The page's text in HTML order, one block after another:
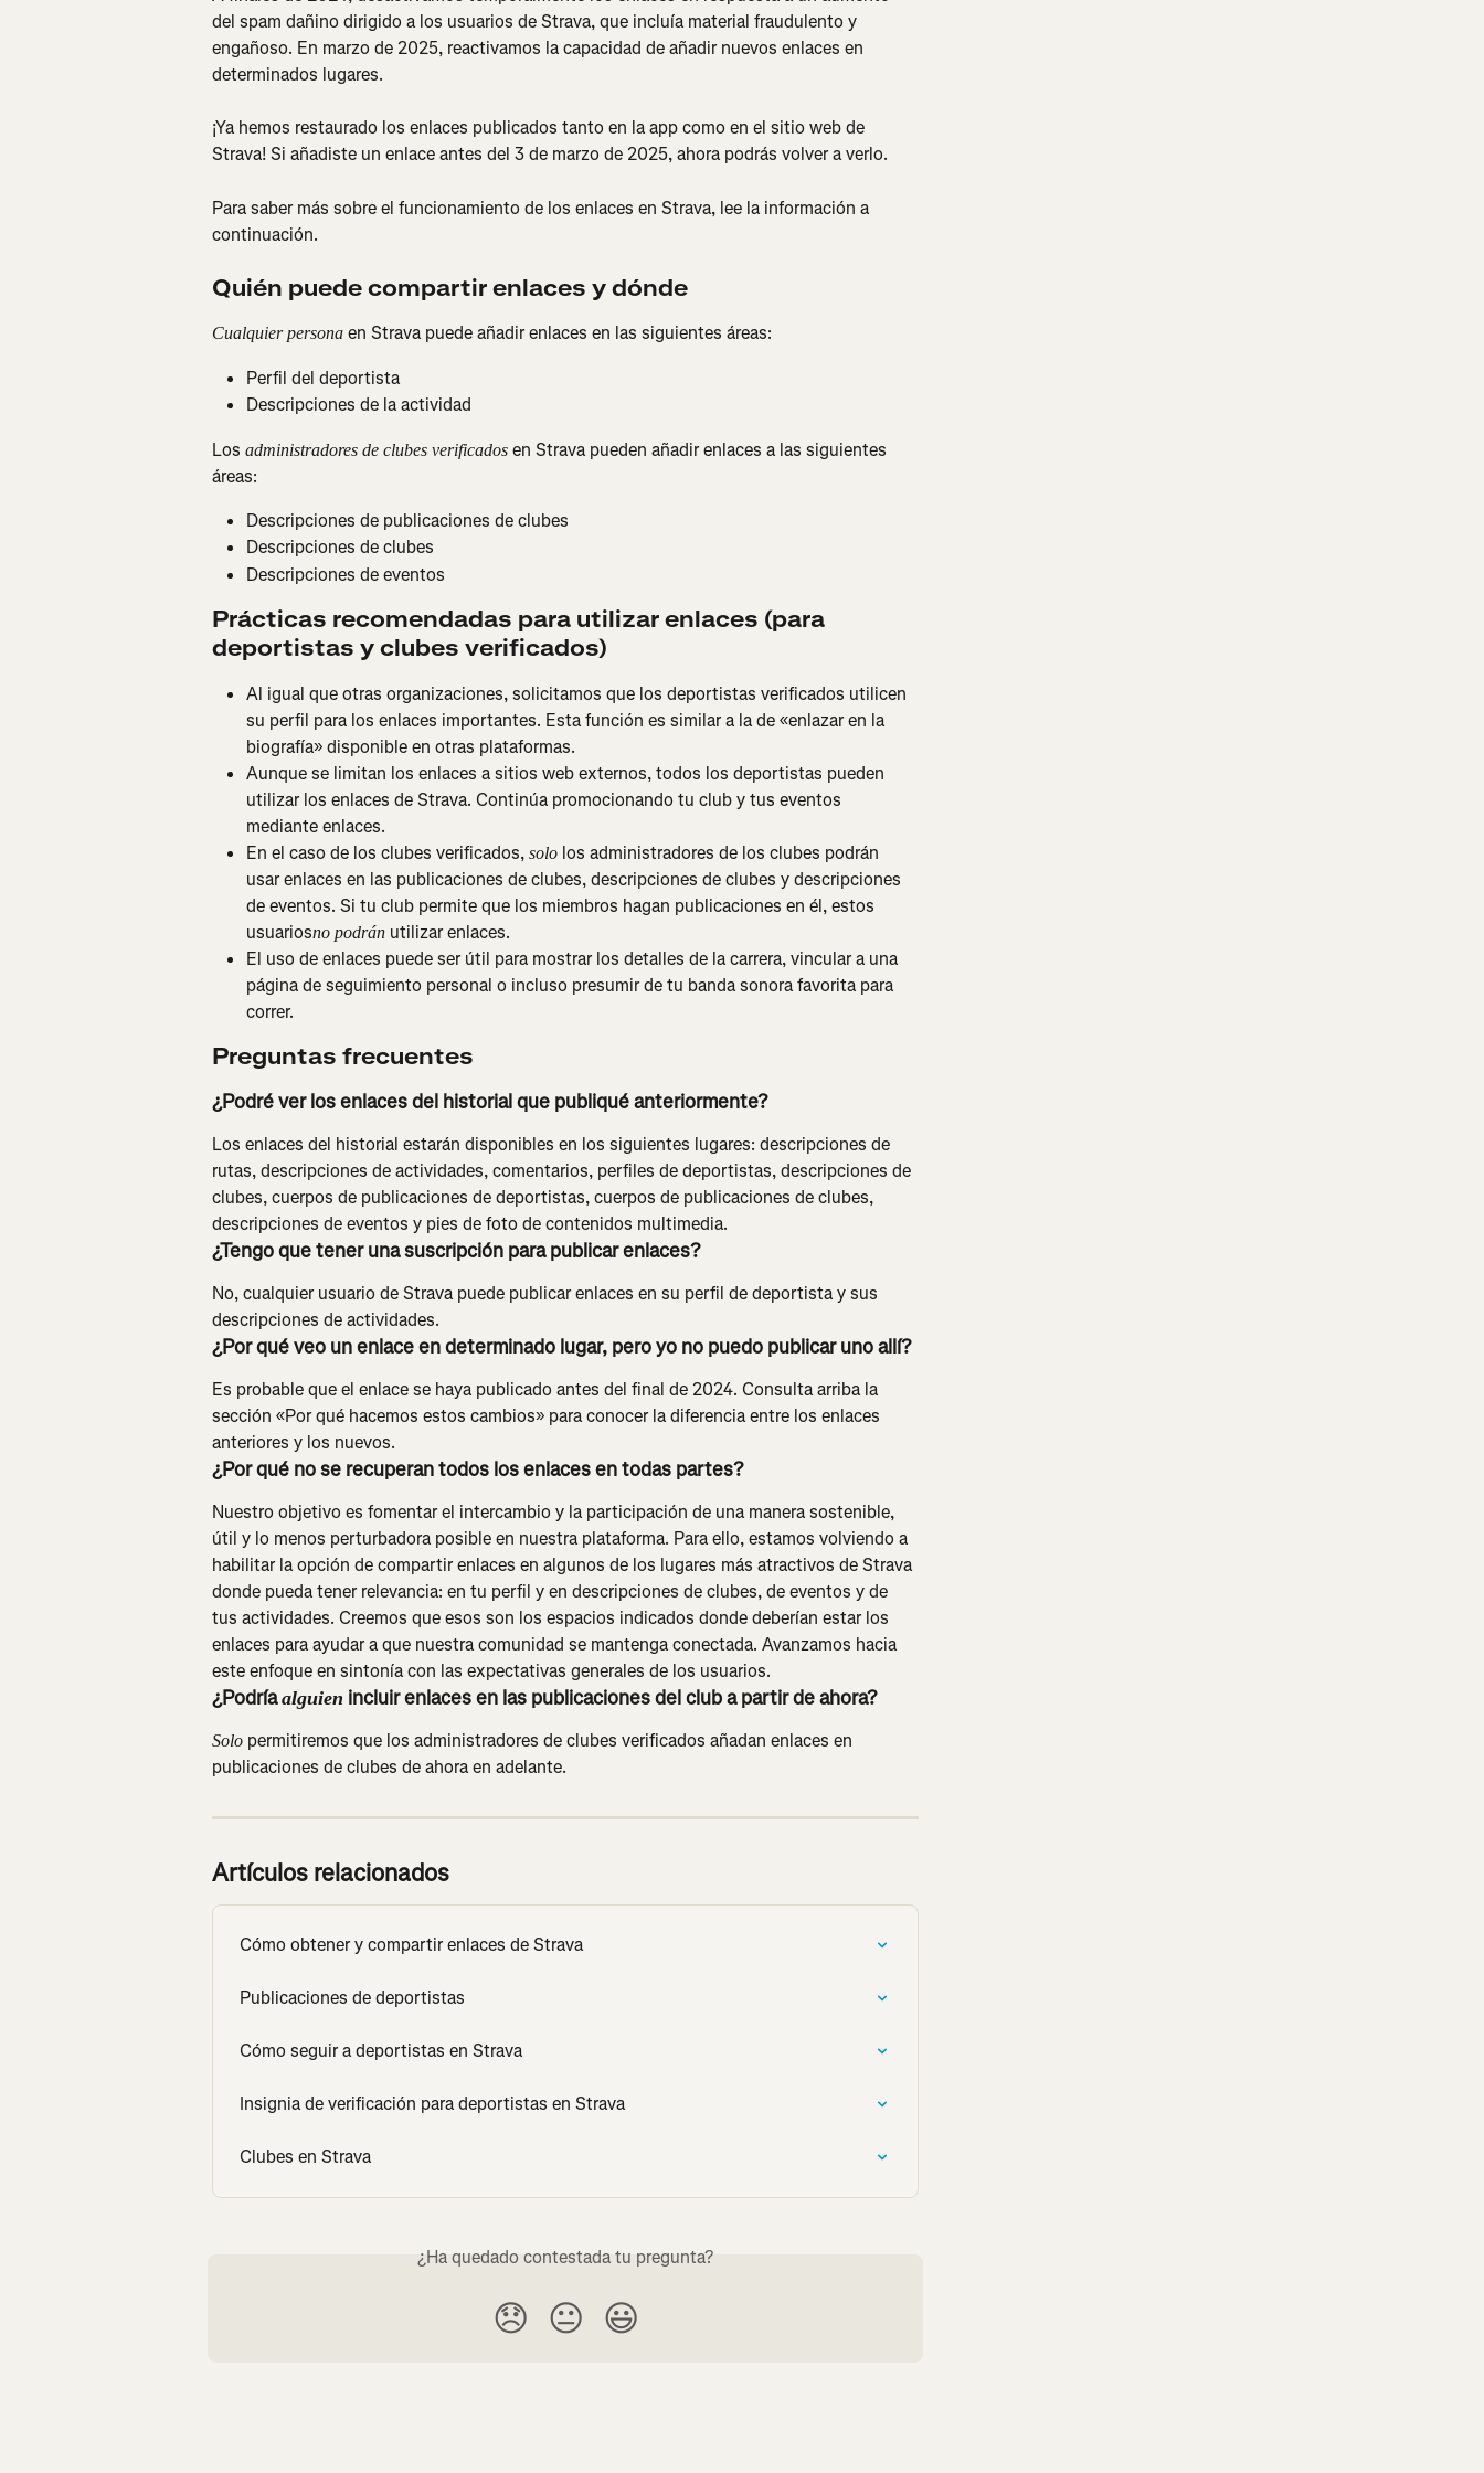
del spam dañino dirigido a los usuarios de Strava, que incluía material fraudulento y
engañoso. En marzo de 2025, reactivamos la capacidad de añadir nuevos enlaces en
determinados lugares.
¡Ya hemos restaurado los enlaces publicados tanto en la app como en el sitio web de
Strava! Si añadiste un enlace antes del 3 de marzo de 2025, ahora podrás volver a verlo.
Para saber más sobre el funcionamiento de los enlaces en Strava, lee la información a
continuación.
Quién puede compartir enlaces y dónde
Cualquier persona en Strava puede añadir enlaces en las siguientes áreas:
Perfil del deportista
Descripciones de la actividad
Los administradores de clubes verificados en Strava pueden añadir enlaces a las siguientes
áreas:
Descripciones de publicaciones de clubes
Descripciones de clubes
Descripciones de eventos
Prácticas recomendadas para utilizar enlaces (para
deportistas y clubes verificados)
Al igual que otras organizaciones, solicitamos que los deportistas verificados utilicen
su perfil para los enlaces importantes. Esta función es similar a la de «enlazar en la
biografía» disponible en otras plataformas.
Aunque se limitan los enlaces a sitios web externos, todos los deportistas pueden
utilizar los enlaces de Strava. Continúa promocionando tu club y tus eventos
mediante enlaces.
En el caso de los clubes verificados, solo los administradores de los clubes podrán
usar enlaces en las publicaciones de clubes, descripciones de clubes y descripciones
de eventos. Si tu club permite que los miembros hagan publicaciones en él, estos
usuariosno podrán utilizar enlaces.
El uso de enlaces puede ser útil para mostrar los detalles de la carrera, vincular a una
página de seguimiento personal o incluso presumir de tu banda sonora favorita para
correr.
Preguntas frecuentes
¿Podré ver los enlaces del historial que publiqué anteriormente?
Los enlaces del historial estarán disponibles en los siguientes lugares: descripciones de
rutas, descripciones de actividades, comentarios, perfiles de deportistas, descripciones de
clubes, cuerpos de publicaciones de deportistas, cuerpos de publicaciones de clubes,
descripciones de eventos y pies de foto de contenidos multimedia.
¿Tengo que tener una suscripción para publicar enlaces?
No, cualquier usuario de Strava puede publicar enlaces en su perfil de deportista y sus
descripciones de actividades.
¿Por qué veo un enlace en determinado lugar, pero yo no puedo publicar uno allí?
Es probable que el enlace se haya publicado antes del final de 2024. Consulta arriba la
sección «Por qué hacemos estos cambios» para conocer la diferencia entre los enlaces
anteriores y los nuevos.
¿Por qué no se recuperan todos los enlaces en todas partes?
Nuestro objetivo es fomentar el intercambio y la participación de una manera sostenible,
útil y lo menos perturbadora posible en nuestra plataforma. Para ello, estamos volviendo a
habilitar la opción de compartir enlaces en algunos de los lugares más atractivos de Strava
donde pueda tener relevancia: en tu perfil y en descripciones de clubes, de eventos y de
tus actividades. Creemos que esos son los espacios indicados donde deberían estar los
enlaces para ayudar a que nuestra comunidad se mantenga conectada. Avanzamos hacia
este enfoque en sintonía con las expectativas generales de los usuarios.
¿Podría alguien incluir enlaces en las publicaciones del club a partir de ahora?
Solo permitiremos que los administradores de clubes verificados añadan enlaces en
publicaciones de clubes de ahora en adelante.
Artículos relacionados
Cómo obtener y compartir enlaces de Strava
Publicaciones de deportistas
Cómo seguir a deportistas en Strava
Insignia de verificación para deportistas en Strava
Clubes en Strava
¿Ha quedado contestada tu pregunta?
😞 😐 😃